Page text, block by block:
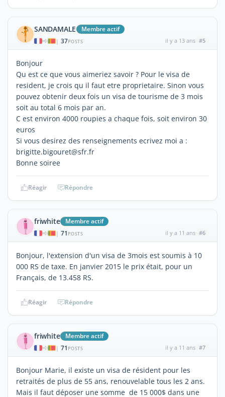
SANDAMALE Membre actif
| 37POSTS il y a 13 ans #5
Bonjour
Qu est ce que vous aimeriez savoir ? Pour le visa de
resident, je crois qu il faut etre proprietaire. Sinon vous
pouvez obtenir deux fois un visa de tourisme de 3 mois
soit au total 6 mois par an.
C est environ 4000 roupies a chaque fois, soit environ 30
euros
Si vous desirez des renseignements ecrivez moi a :
brigitte.bigouret@sfr.fr
Bonne soiree
Réagir Répondre
friwhite Membre actif
| 71 POSTS il y a 11 ans #6
Bonjour, l'extension d'un visa de 3mois est soumis à 10
000 RS de taxe. En janvier 2015 le prix était, pour un
Français, de 13.458 RS.
Réagir Répondre
friwhite Membre actif
| 71 POSTS il y a 11 ans #7
Bonjour Marie, il existe un visa de résident pour les
retraités de plus de 55 ans, renouvelable tous les 2 ans.
Mais il faut déposer une somme de 15 000$ dans une